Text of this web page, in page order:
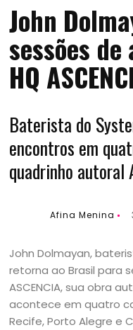
John
sessões
HQ
Baterista do
encontros em
quadrinho autoral
Afina Menina
John Dolmayan,
retorna ao Brasil para
ASCENCIA, sua obra
acontece em quatro
Recife, Porto Alegre e